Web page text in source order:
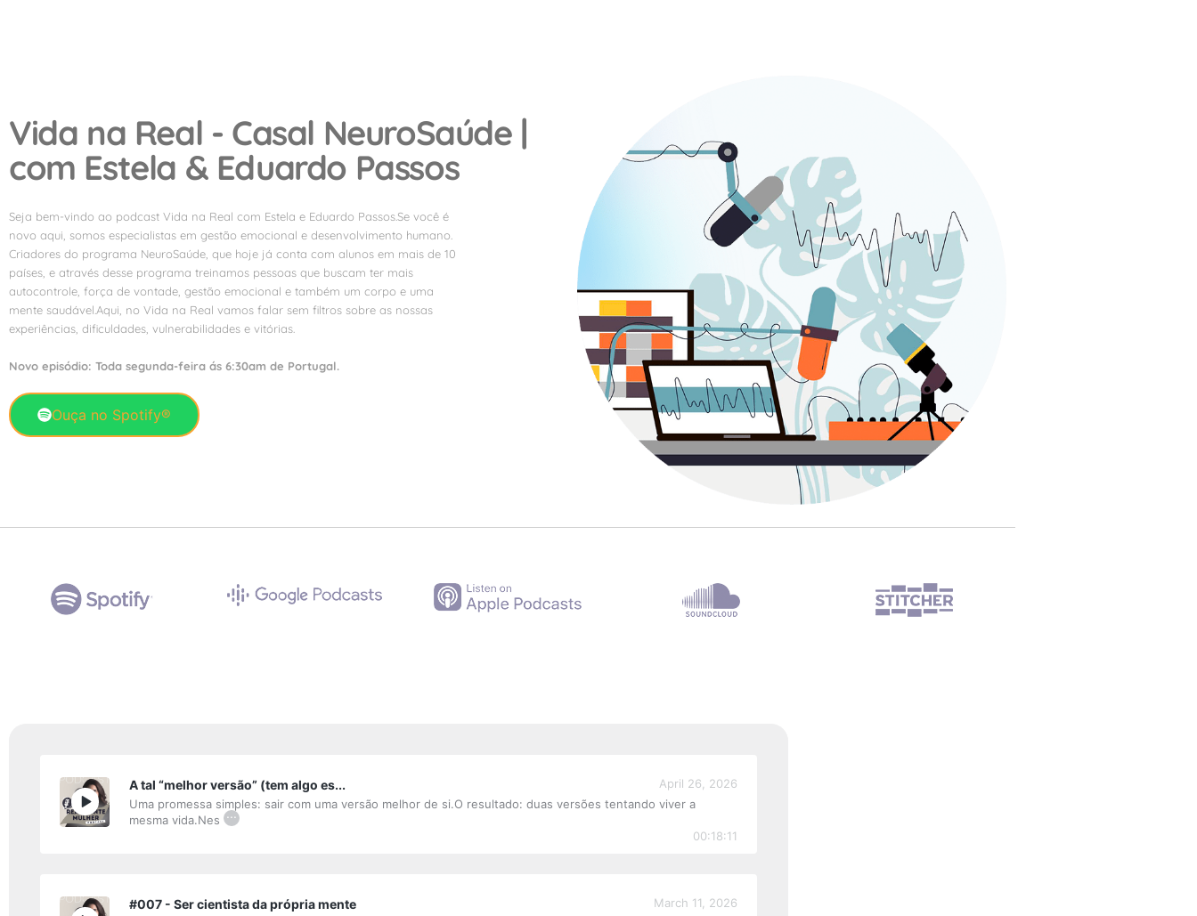
Vida na Real - Casal NeuroSaúde |
com Estela & Eduardo Passos
Seja bem-vindo ao podcast Vida na Real com Estela e Eduardo Passos.Se você é
novo aqui, somos especialistas em gestão emocional e desenvolvimento humano.
Criadores do programa NeuroSaúde, que hoje já conta com alunos em mais de 10
países, e através desse programa treinamos pessoas que buscam ter mais
autocontrole, força de vontade, gestão emocional e também um corpo e uma
mente saudável.Aqui, no Vida na Real vamos falar sem filtros sobre as nossas
experiências, dificuldades, vulnerabilidades e vitórias.
Novo episódio: Toda segunda-feira ás 6:30am de Portugal.
Ouça no Spotify®
A tal “melhor versão” (tem algo es...
Uma promessa simples: sair com uma versão melhor de si.O resultado: duas versões tentando viver a
mesma vida.Nes ...
00:18:11
April 26, 2026
#007 - Ser cientista da própria mente March 11, 2026